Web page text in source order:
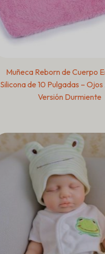
Muñeca Reborn de Cuerpo
Silicona de 10 Pulgadas –
Versión Durmiente